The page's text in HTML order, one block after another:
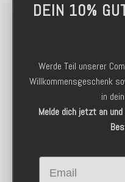
DEIN 10%
Werde Teil unserer
Willkommensgeschenk
in
Melde dich jetzt an
Email